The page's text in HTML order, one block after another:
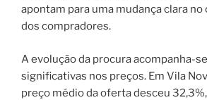
apontam para uma mudança clara
dos compradores.
A evolução da procura acompanha-
significativas nos preços. Em Vila
preço médio da oferta desceu